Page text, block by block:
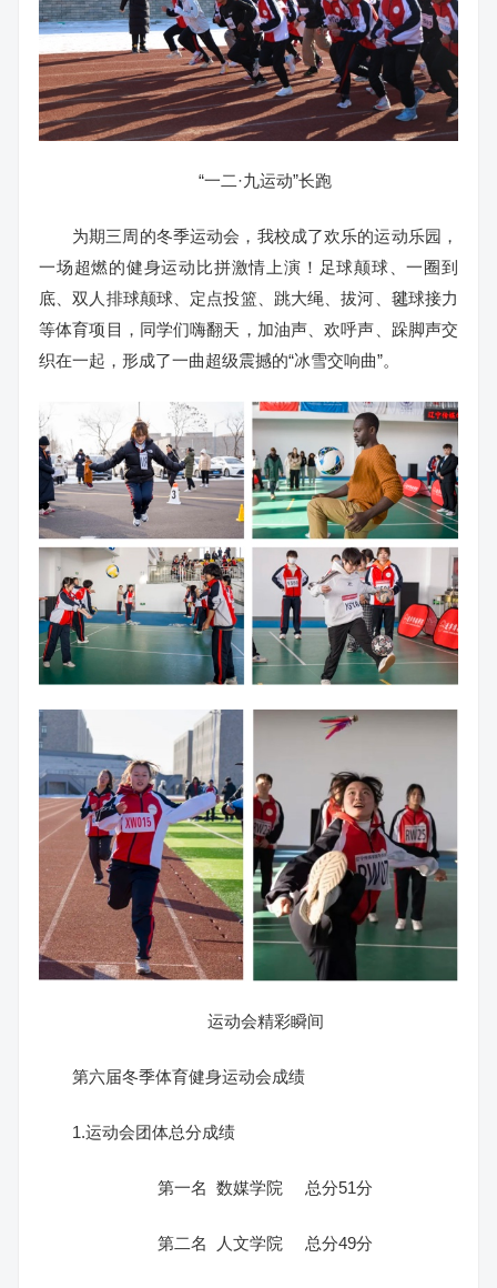
“一二·九运动”长跑
为期三周的冬季运动会，我校成了欢乐的运动乐园，
一场超燃的健身运动比拼激情上演！足球颠球、一圈到
底、双人排球颠球、定点投篮、跳大绳、拔河、毽球接力
等体育项目，同学们嗨翻天，加油声、欢呼声、跺脚声交
织在一起，形成了一曲超级震撼的“冰雪交响曲”。
运动会精彩瞬间
第六届冬季体育健身运动会成绩
1.运动会团体总分成绩
第一名 数媒学院 总分51分
第二名 人文学院 总分49分